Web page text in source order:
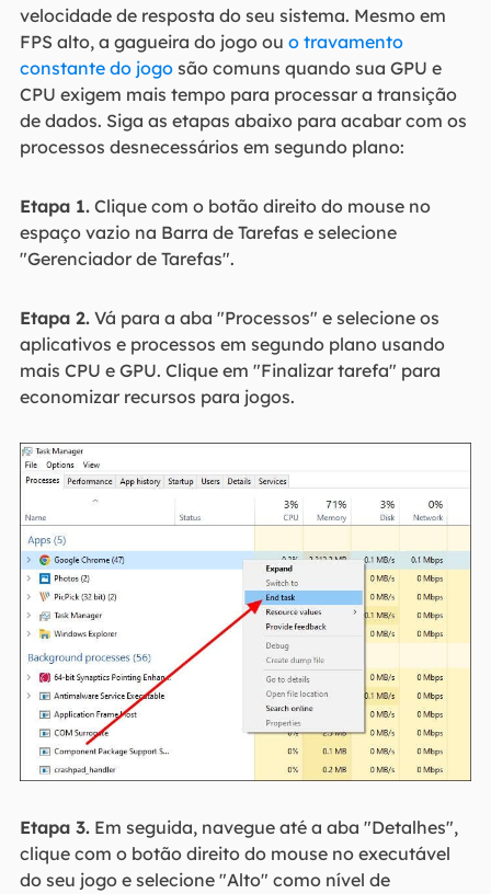
velocidade de resposta do seu sistema. Mesmo em
FPS alto, a gagueira do jogo ou o travamento
constante do jogosão comuns quando sua GPU e
CPU exigem mais tempo para processar a transição
de dados. Siga as etapas abaixo para acabar com os
processos desnecessários em segundo plano:
Etapa 1.Clique com o botão direito do mouse no
espaço vazio na Barra de Tarefas e selecione
"Gerenciador de Tarefas".
Etapa 2.Vá para a aba "Processos" e selecione os
aplicativos e processos em segundo plano usando
mais CPU e GPU. Clique em "Finalizar tarefa" para
economizar recursos para jogos.
Etapa 3.Em seguida, navegue até a aba "Detalhes",
clique com o botão direito do mouse no executável
do seu jogo e selecione "Alto" como nível de